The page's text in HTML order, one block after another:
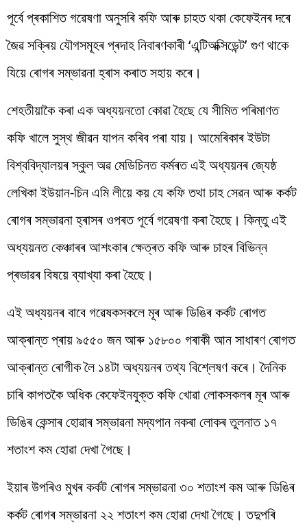
পূৰ্বে প্ৰকাশিত গৱেষণা অনুসৰি কফি আৰু চাহত থকা কেফেইনৰ দৰে
জৈৱ সক্ৰিয় যৌগসমূহৰ প্ৰদাহ নিবাৰণকাৰী ‘এন্টিঅক্সিডেন্ট’ গুণ থাকে
যিয়ে ৰোগৰ সম্ভাৱনা হ্ৰাস কৰাত সহায় কৰে।
শেহতীয়াকৈ কৰা এক অধ্যয়নতো কোৱা হৈছে যে সীমিত পৰিমাণত
কফি খালে সুস্থ জীৱন যাপন কৰিব পৰা যায়। আমেৰিকাৰ ইউটা
বিশ্ববিদ্যালয়ৰ স্কুল অৱ মেডিচিনত কৰ্মৰত এই অধ্যয়নৰ জ্যেষ্ঠ
লেখিকা ইউয়ান-চিন এমি লীয়ে কয় যে কফি তথা চাহ সেৱন আৰু কৰ্কট
ৰোগৰ সম্ভাৱনা হ্ৰাসৰ ওপৰত পূৰ্বে গৱেষণা কৰা হৈছে। কিন্তু এই
অধ্যয়নত কেঞ্চাৰৰ আশংকাৰ ক্ষেত্ৰত কফি আৰু চাহৰ বিভিন্ন
প্ৰভাৱৰ বিষয়ে ব্যাখ্যা কৰা হৈছে।
এই অধ্যয়নৰ বাবে গৱেষকসকলে মূৰ আৰু ডিঙিৰ কৰ্কট ৰোগত
আক্ৰান্ত প্ৰায় ৯৫৫০ জন আৰু ১৫৮০০ গৰাকী আন সাধাৰণ ৰোগত
আক্ৰান্ত ৰোগীক লৈ ১৪টা অধ্যয়নৰ তথ্য বিশ্লেষণ কৰে। দৈনিক
চাৰি কাপতকৈ অধিক কেফেইনযুক্ত কফি খোৱা লোকসকলৰ মূৰ আৰু
ডিঙিৰ কেন্সাৰ হোৱাৰ সম্ভাৱনা মদ্যপান নকৰা লোকৰ তুলনাত ১৭
শতাংশ কম হোৱা দেখা গৈছে।
ইয়াৰ উপৰিও মুখৰ কৰ্কট ৰোগৰ সম্ভাৱনা ৩০ শতাংশ কম আৰু ডিঙিৰ
কৰ্কট ৰোগৰ সম্ভাৱনা ২২ শতাংশ কম হোৱা দেখা গৈছে। তদুপৰি